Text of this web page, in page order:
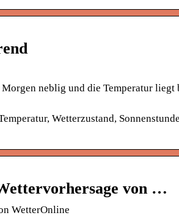
neblig und die Temperatur liegt
Wetterzustand,
von …
WetterOnline